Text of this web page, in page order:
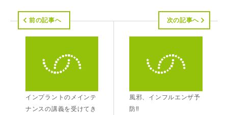
前の記事へ
インプラントのメインテ
ナンスの講義を受けてき
次の記事へ
風邪、インフルエンザ予
防‼